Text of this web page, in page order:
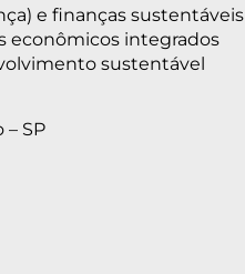
e finanças sustentáveis
econômicos integrados
sustentável
– SP